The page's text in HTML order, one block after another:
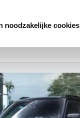
noodzakelijke cookies